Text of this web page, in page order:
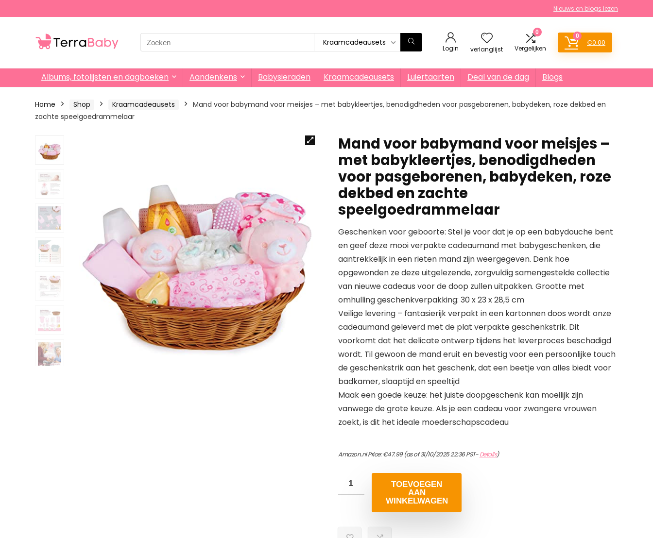
Nieuws en blogs lezen
Search
for:
Kraamcadeausets
Login verlanglijst
0
Vergelijken
0
€0.00
Albums, fotolijsten en dagboeken Aandenkens Babysieraden Kraamcadeausets Luiertaarten Deal van de dag Blogs
Home Shop Kraamcadeausets
Mand voor babymand voor meisjes – met babykleertjes, benodigdheden voor pasgeborenen, babydeken, roze dekbed en
zachte speelgoedrammelaar
Mand voor babymand voor meisjes –
met babykleertjes, benodigdheden
voor pasgeborenen, babydeken, roze
dekbed en zachte
speelgoedrammelaar
Geschenken voor geboorte: Stel je voor dat je op een babydouche bent
en geef deze mooi verpakte cadeaumand met babygeschenken, die
aantrekkelijk in een rieten mand zijn weergegeven. Denk hoe
opgewonden ze deze uitgelezende, zorgvuldig samengestelde collectie
van nieuwe cadeaus voor de doop zullen uitpakken. Grootte met
omhulling geschenkverpakking: 30 x 23 x 28,5 cm
Veilige levering – fantasierijk verpakt in een kartonnen doos wordt onze
cadeaumand geleverd met de plat verpakte geschenkstrik. Dit
voorkomt dat het delicate ontwerp tijdens het leverproces beschadigd
wordt. Til gewoon de mand eruit en bevestig voor een persoonlijke touch
de geschenkstrik aan het geschenk, dat een beetje van alles biedt voor
badkamer, slaaptijd en speeltijd
Maak een goede keuze: het juiste doopgeschenk kan moeilijk zijn
vanwege de grote keuze. Als je een cadeau voor zwangere vrouwen
zoekt, is dit het ideale moederschapscadeau
Amazon.nl Price:€47.99(as of 31/10/2025 22:36 PST-Details)
TOEVOEGEN
AAN
WINKELWAGEN